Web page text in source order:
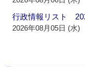
行政情報リスト
2026年08月05日 (水)